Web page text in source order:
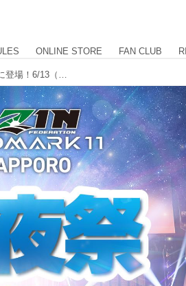
ONLINE STORE FAN CLUB